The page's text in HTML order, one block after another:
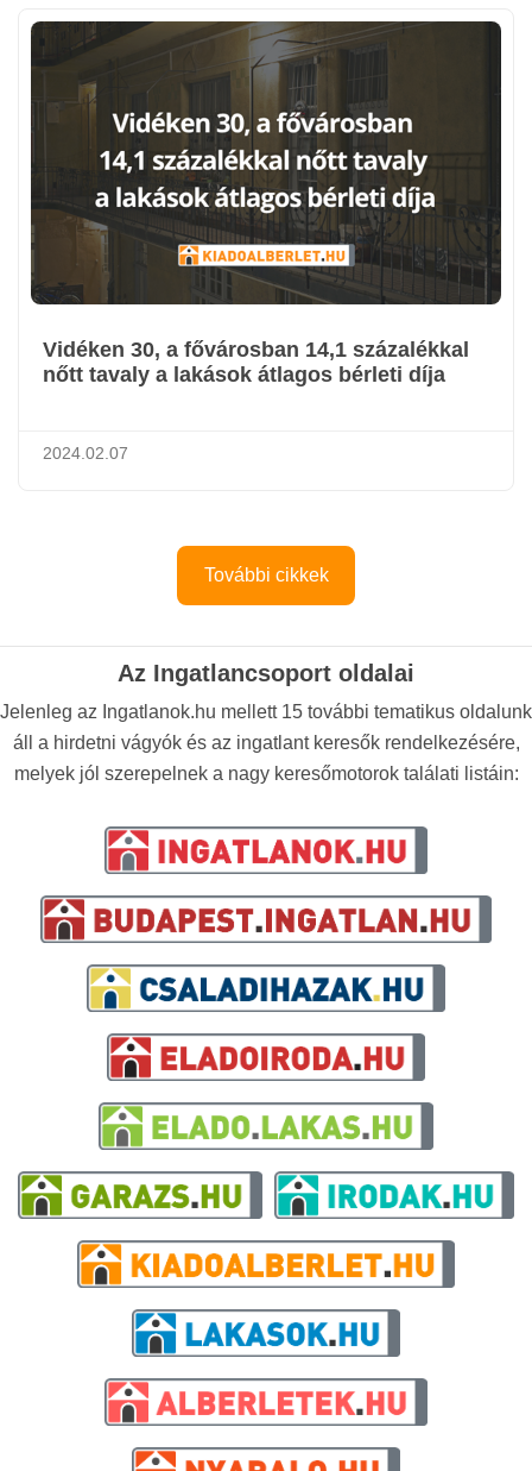
Vidéken 30, a fővárosban 14,1 százalékkal
nőtt tavaly a lakások átlagos bérleti díja
2024.02.07
További cikkek
Az Ingatlancsoport oldalai
Jelenleg az Ingatlanok.hu mellett 15 további tematikus oldalunk
áll a hirdetni vágyók és az ingatlant keresők rendelkezésére,
melyek jól szerepelnek a nagy keresőmotorok találati listáin: